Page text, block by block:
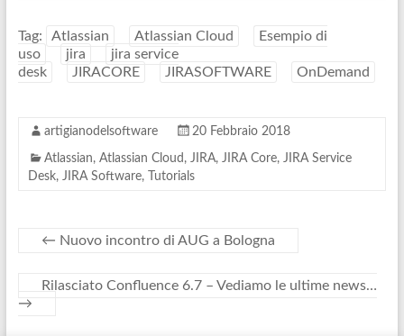
Tag: Atlassian Atlassian Cloud
Esempio di
uso
jira
jira service
desk
JIRACORE JIRASOFTWARE OnDemand
artigianodelsoftware 20 Febbraio 2018
Atlassian, Atlassian Cloud , JIRA, JIRA Core, JIRA Service
Desk, JIRA Software, Tutorials
← Nuovo incontro di AUG a Bologna
Rilasciato Confluence 6.7 – Vediamo le ultime news…
→